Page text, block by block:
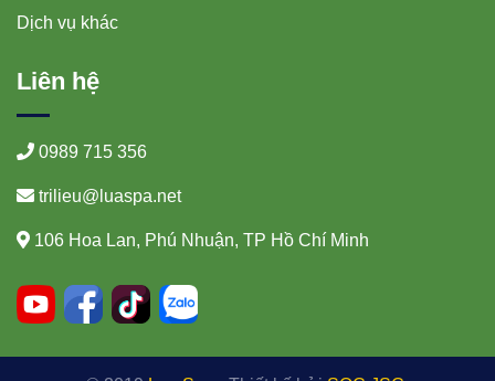
Dịch vụ khác
Liên hệ
0989 715 356
trilieu@luaspa.net
106 Hoa Lan, Phú Nhuận, TP Hồ Chí Minh